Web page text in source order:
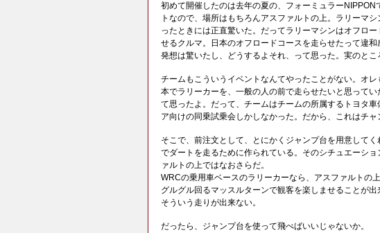
初めて開催したのは去年の夏の、フォーミュラー
トなので、場所はもちろんアスファルトの上。ラリーマ
ったときには正直驚いた。だってラリーマシンはオフロ
せるクルマ。日本のオフロードコースを走らせたって違
発想は驚いたし、どうするよそれ、って思った。実のとこ
チームもこういうイベントなんてやったことがない。オ
本でラリーカーを、一般の人の前で走らせたいと思って
て思ったよ。だって、チームはチームの所属するトヨタ
ア向けの同乗試乗会しかしなかった。だから、これはチャ
そこで、前注文として、とにかくジャンプ台を用意して
でダートを走るために作られている。そのシチュエーシ
ァルトの上ではなおさらだ。
WRCの乗用車ベースのラリーカーなら、アスファルトの
グルグル回るマッスルターンで観客を楽しませることが
そういう走りが出来ない。
だったら、ジャンプ台を使って飛べばいいじゃないか。